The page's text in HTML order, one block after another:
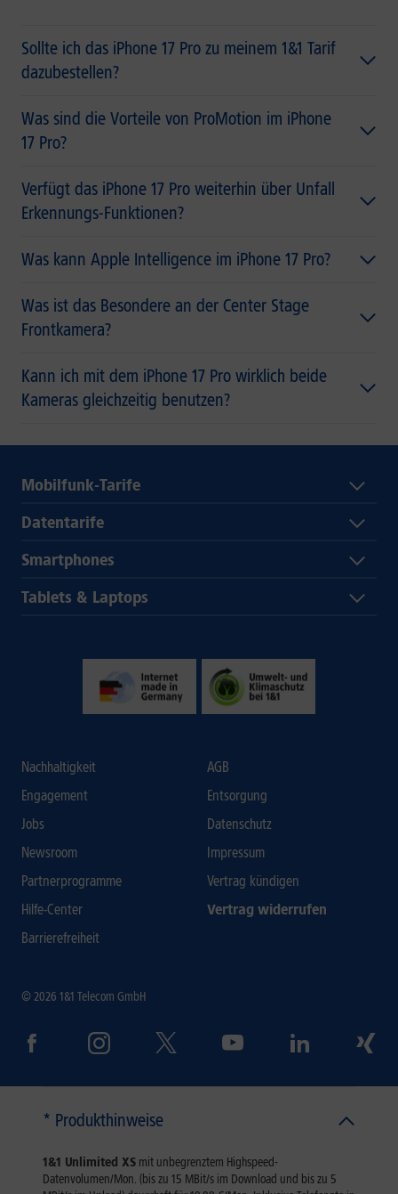
Sollte ich das iPhone 17 Pro zu meinem 1&1 Tarif
dazubestellen?
Was sind die Vorteile von ProMotion im iPhone
17 Pro?
Verfügt das iPhone 17 Pro weiterhin über Unfall
Erkennungs-Funktionen?
Was kann Apple Intelligence im iPhone 17 Pro?
Was ist das Besondere an der Center Stage
Frontkamera?
Kann ich mit dem iPhone 17 Pro wirklich beide
Kameras gleichzeitig benutzen?
Mobilfunk-Tarife
Datentarife
Smartphones
Tablets & Laptops
Nachhaltigkeit
Engagement
Jobs
Newsroom
Partnerprogramme
Hilfe-Center
Barrierefreiheit
AGB
Entsorgung
Datenschutz
Impressum
Vertrag kündigen
Vertrag widerrufen
© 2026 1&1 Telecom GmbH